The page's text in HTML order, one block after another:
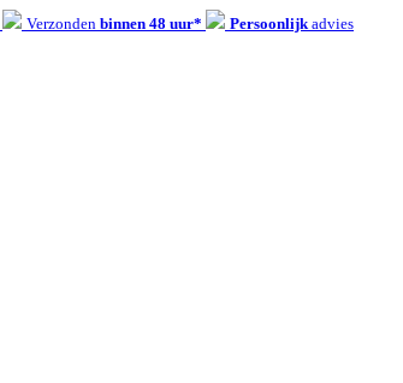
Verzonden binnen 48 uur* Persoonlijkadvies